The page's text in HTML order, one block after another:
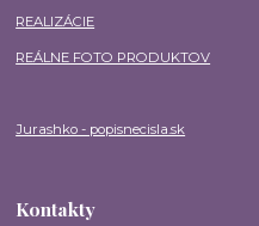
REALIZÁCIE
REÁLNE FOTO PRODUKTOV
Jurashko - popisnecisla.sk
Kontakty